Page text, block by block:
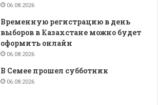
06.08.2026
Временную регистрацию в день
выборов в Казахстане можно будет
оформить онлайн
06.08.2026
В Семее прошел субботник
06.08.2026